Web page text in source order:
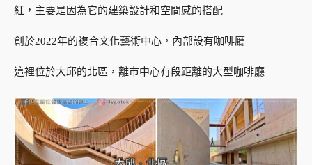
紅，主要是因為它的建築設計和空間感的搭配
創於2022年的複合文化藝術中心，內部設有咖啡廳
這裡位於大邱的北區，離市中心有段距離的大型咖啡廳